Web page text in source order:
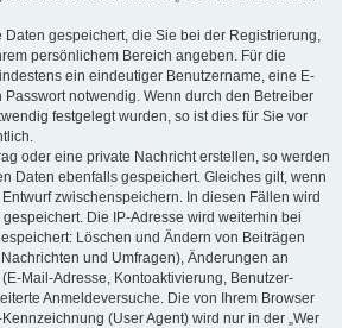
Daten gespeichert, die Sie bei der Registrierung,
persönlichem Bereich angeben. Für die
ein eindeutiger Benutzername, eine E-
Passwort notwendig. Wenn durch den Betreiber
festgelegt wurden, so ist dies für Sie vor
oder eine private Nachricht erstellen, so werden
Daten ebenfalls gespeichert. Gleiches gilt, wenn
zwischenspeichern. In diesen Fällen wird
Die IP-Adresse wird weiterhin bei
Löschen und Ändern von Beiträgen
und Umfragen), Änderungen an
Mail-Adresse, Kontoaktivierung, Benutzer-
Anmeldeversuche. Die von Ihrem Browser
(User Agent) wird nur in der „Wer